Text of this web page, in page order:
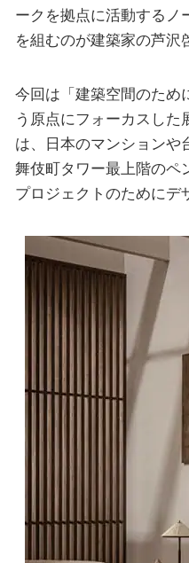
ークを拠点に活動するノ
を組むのが建築家の芦沢
今回は「建築空間のため
う原点にフォーカスした
は、日本のマンションや
舞伎町タワー最上階のペ
プロジェクトのためにデ